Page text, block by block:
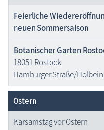
Feierliche
neuen Sommersaison
Botanischer Garten
18051 Rostock
Hamburger Straße/
Ostern
Karsamstag vor Ostern